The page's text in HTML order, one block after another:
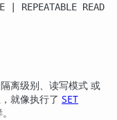
| REPEATABLE READ
离级别、读写模式 或
就像执行了 SET